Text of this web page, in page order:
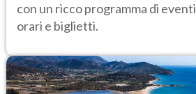
con un ricco programma di
orari e biglietti.